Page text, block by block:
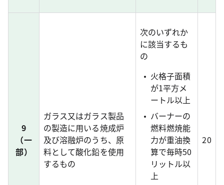
9
（一
部）
ガラス又はガラス製品
の製造に用いる焼成炉
及び溶融炉のうち、原
料として酸化鉛を使用
するもの
次のいずれか
に該当するも
の
火格子面積
が1平方メ
ートル以上
バーナーの
燃料燃焼能
力が重油換
算で毎時50
リットル以
上
20